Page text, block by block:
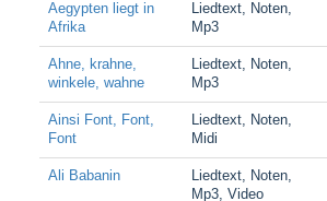
Aegypten liegt in
Afrika
Liedtext, Noten,
Mp3
Ahne, krahne,
winkele, wahne
Liedtext, Noten,
Mp3
Ainsi Font, Font,
Font
Liedtext, Noten,
Midi
Ali Babanin
Liedtext, Noten,
Mp3, Video